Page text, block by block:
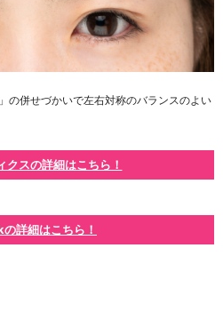
の併せづかいで左右対称のバランスのよい
クスの詳細はこちら！
詳細はこちら！